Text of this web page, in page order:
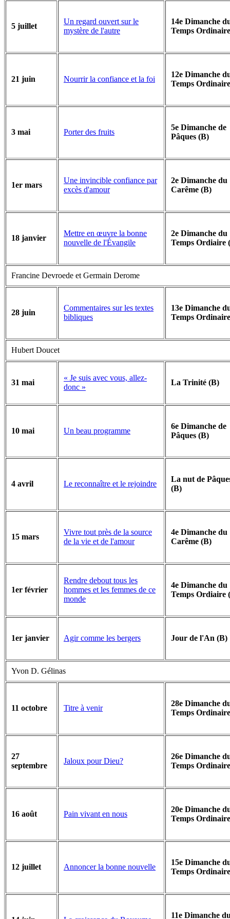
5 juillet
Un regard ouvert sur le
mystère de l'autre
14e Dimanche
Temps
21 juin Nourrir la confiance et la foi
12e Dimanche
Temps
3 mai Porter des fruits
5e Dimanche de
Pâques (B)
1er mars
Une invincible confiance par
excès d'amour
2e Dimanche du
Carême (B)
18 janvier
Mettre en œuvre la bonne
nouvelle de l'Évangile
2e Dimanche du
Temps Ordiaire
Francine Devroede et Germain Derome
28 juin
Commentaires sur les textes
bibliques
13e Dimanche
Temps
Hubert Doucet
31 mai
« Je suis avec vous, allez-
donc »
La Trinité (B)
10 mai Un beau programme
6e Dimanche de
Pâques (B)
4 avril Le reconnaître et le rejoindre
La nut de
(B)
15 mars
Vivre tout près de la source
de la vie et de l'amour
4e Dimanche du
Carême (B)
1er février
Rendre debout tous les
hommes et les femmes de ce
monde
4e Dimanche du
Temps Ordiaire
1er janvier Agir comme les bergers Jour de l'An (B)
Yvon D. Gélinas
11 octobre Titre à venir
28e Dimanche
Temps
27
septembre
Jaloux pour Dieu?
26e Dimanche
Temps
16 août Pain vivant en nous
20e Dimanche
Temps
12 juillet Annoncer la bonne nouvelle
15e Dimanche
Temps
11e Dimanche